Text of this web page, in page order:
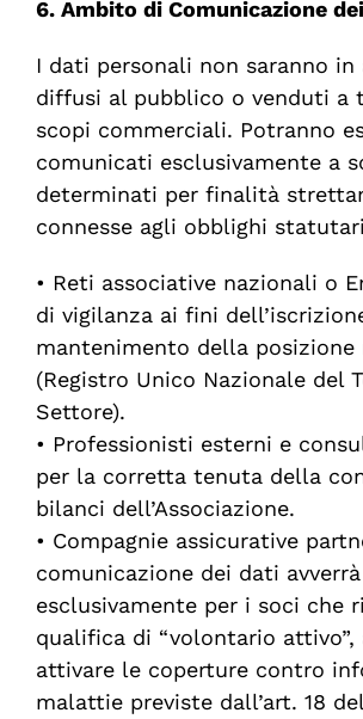
6. Ambito di Comunicazione
I dati personali non saranno in
diffusi al pubblico o venduti a
scopi commerciali. Potranno
comunicati esclusivamente a
determinati per finalità
connesse agli obblighi
• Reti associative nazionali o
di vigilanza ai fini
mantenimento della posizione
(Registro Unico Nazionale del
Settore).
• Professionisti esterni e
per la corretta tenuta della
bilanci dell’Associazione.
• Compagnie assicurative
comunicazione dei dati avverrà
esclusivamenteper i soci che
qualifica di “volontario attivo”,
attivare le coperture contro
malattie previste dall’art. 18